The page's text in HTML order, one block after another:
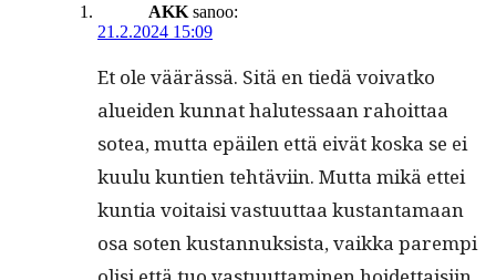
AKK sanoo:
21.2.2024 15:09
Et ole väärässä. Sitä en tiedä voivatko
aluei­den kun­nat halutes­saan rahoit­taa
sotea, mut­ta epäilen että eivät kos­ka se ei
kuu­lu kun­tien tehtävi­in. Mut­ta mikä ettei
kun­tia voitaisi vas­tu­ut­taa kus­tan­ta­maan
osa soten kus­tan­nuk­sista, vaik­ka parem­pi